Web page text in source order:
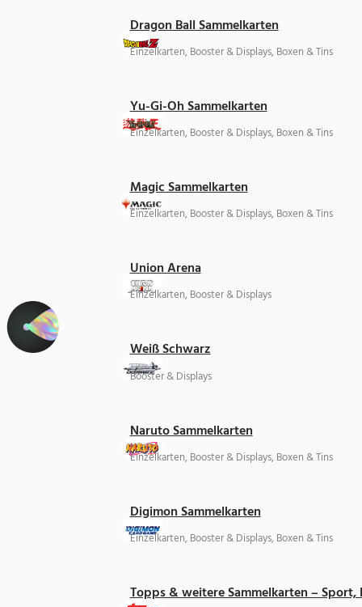
Dragon Ball Sammelkarten
Einzelkarten, Booster & Displays, Boxen & Tins
Yu-Gi-Oh Sammelkarten
Einzelkarten, Booster & Displays, Boxen & Tins
Magic Sammelkarten
Einzelkarten, Booster & Displays, Boxen & Tins
Union Arena
Einzelkarten, Booster & Displays
Weiß Schwarz
Booster & Displays
Naruto Sammelkarten
Einzelkarten, Booster & Displays, Boxen & Tins
Digimon Sammelkarten
Einzelkarten, Booster & Displays, Boxen & Tins
Topps & weitere Sammelkarten –